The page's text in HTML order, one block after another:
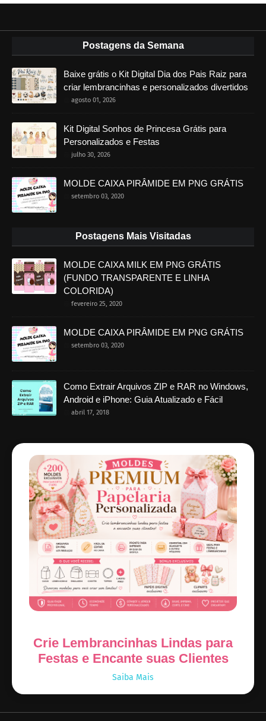
Postagens da Semana
Baixe grátis o Kit Digital Dia dos Pais Raiz para
criar lembrancinhas e personalizados divertidos
agosto 01, 2026
Kit Digital Sonhos de Princesa Grátis para
Personalizados e Festas
julho 30, 2026
MOLDE CAIXA PIRÂMIDE EM PNG GRÁTIS
setembro 03, 2020
Postagens Mais Visitadas
MOLDE CAIXA MILK EM PNG GRÁTIS
(FUNDO TRANSPARENTE E LINHA
COLORIDA)
fevereiro 25, 2020
MOLDE CAIXA PIRÂMIDE EM PNG GRÁTIS
setembro 03, 2020
Como Extrair Arquivos ZIP e RAR no Windows,
Android e iPhone: Guia Atualizado e Fácil
abril 17, 2018
Crie Lembrancinhas Lindas para
Festas e Encante suas Clientes
Saiba Mais